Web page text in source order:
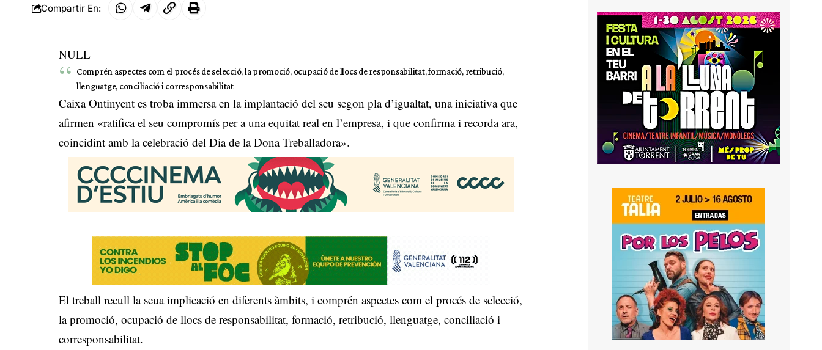
Compartir En:
NULL
Comprén aspectes com el procés de selecció, la promoció, ocupació de llocs de responsabilitat, formació, retribució,
llenguatge, conciliació i corresponsabilitat
Caixa Ontinyent es troba immersa en la implantació del seu segon pla d’igualtat, una iniciativa que
afirmen «ratifica el seu compromís per a una equitat real en l’empresa, i que confirma i recorda ara,
coincidint amb la celebració del Dia de la Dona Treballadora».
El treball recull la seua implicació en diferents àmbits, i comprén aspectes com el procés de selecció,
la promoció, ocupació de llocs de responsabilitat, formació, retribució, llenguatge, conciliació i
corresponsabilitat.